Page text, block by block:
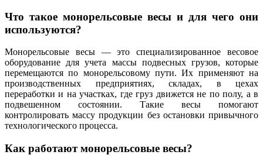
Что такое монорельсовые весы и для чего они
используются?
Монорельсовые весы — это специализированное весовое
оборудование для учета массы подвесных грузов, которые
перемещаются по монорельсовому пути. Их применяют на
производственных предприятиях, складах, в цехах
переработки и на участках, где груз движется не по полу, а в
подвешенном состоянии. Такие весы помогают
контролировать массу продукции без остановки привычного
технологического процесса.
Как работают монорельсовые весы?